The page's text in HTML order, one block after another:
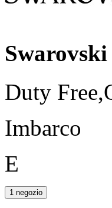
Duty
Imbarco
E
1 negozio